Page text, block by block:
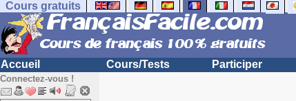
Cours gratuits
Accueil Cours/Tests Participer
Connectez-vous !